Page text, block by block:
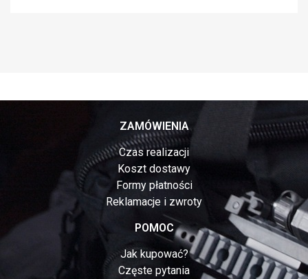
ZAMÓWIENIA
Czas realizacji
Koszt dostawy
Formy płatności
Reklamacje i zwroty
POMOC
Jak kupować?
Częste pytania